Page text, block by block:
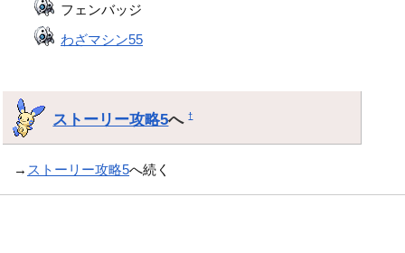
フェンバッジ
わざマシン55
ストーリー攻略5へ†
→ ストーリー攻略5へ続く